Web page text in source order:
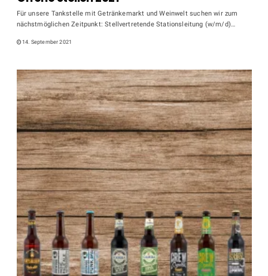
Für unsere Tankstelle mit Getränkemarkt und Weinwelt suchen wir zum
nächstmöglichen Zeitpunkt: Stellvertretende Stationsleitung (w/m/d)…
14. September 2021